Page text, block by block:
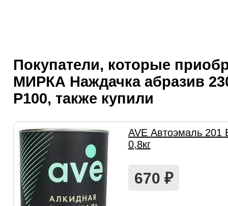
Покупатели, которые
МИРКА Наждачка абразив
P100, также купили
AVE Автоэмаль 201
0,8кг
670 ₽